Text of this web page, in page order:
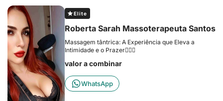
Elite
Roberta Sarah Massoterapeuta Santos
Massagem tântrica: A Experiência que Eleva a
Intimidade e o Prazer👩🏻‍⚕️
valor a combinar
WhatsApp